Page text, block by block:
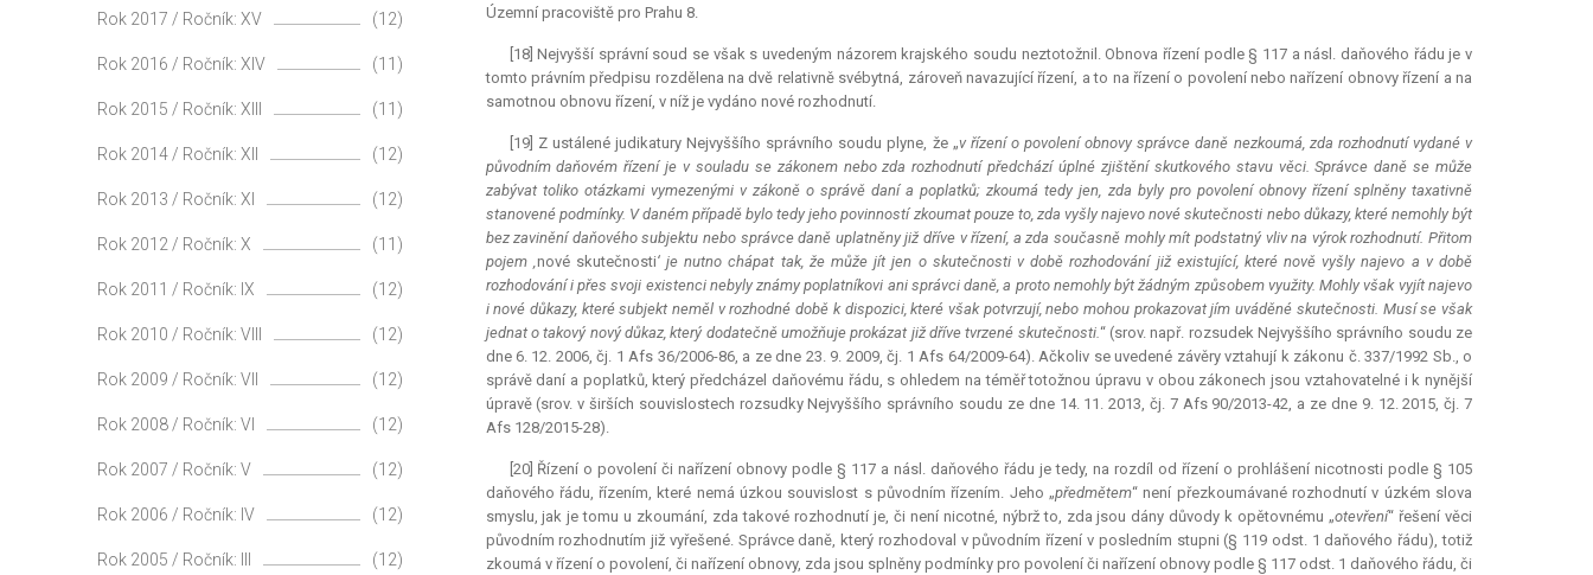
Územní pracoviště pro Prahu 8.
[18] Nejvyšší správní soud se však s uvedeným názorem krajského soudu neztotožnil. Obnova řízení podle § 117 a násl. daňového řádu je v
tomto právním předpisu rozdělena na dvě relativně svébytná, zároveň navazující řízení, a to na řízení o povolení nebo nařízení obnovy řízení a na
samotnou obnovu řízení, v níž je vydáno nové rozhodnutí.
[19] Z ustálené judikatury Nejvyššího správního soudu plyne, že „v řízení o povolení obnovy správce daně nezkoumá, zda rozhodnutí vydané v
původním daňovém řízení je v souladu se zákonem nebo zda rozhodnutí předchází úplné zjištění skutkového stavu věci. Správce daně se může
zabývat toliko otázkami vymezenými v zákoně o správě daní a poplatků; zkoumá tedy jen, zda byly pro povolení obnovy řízení splněny taxativně
stanovené podmínky. V daném případě bylo tedy jeho povinností zkoumat pouze to, zda vyšly najevo nové skutečnosti nebo důkazy, které nemohly být
bez zavinění daňového subjektu nebo správce daně uplatněny již dříve v řízení, a zda současně mohly mít podstatný vliv na výrok rozhodnutí. Přitom
pojem ‚nové skutečnosti‘ je nutno chápat tak, že může jít jen o skutečnosti v době rozhodování již existující, které nově vyšly najevo a v době
rozhodování i přes svoji existenci nebyly známy poplatníkovi ani správci daně, a proto nemohly být žádným způsobem využity. Mohly však vyjít najevo
i nové důkazy, které subjekt neměl v rozhodné době k dispozici, které však potvrzují, nebo mohou prokazovat jím uváděné skutečnosti. Musí se však
jednat o takový nový důkaz, který dodatečně umožňuje prokázat již dříve tvrzené skutečnosti.“ (srov. např. rozsudek Nejvyššího správního soudu ze
dne 6. 12. 2006, čj. 1 Afs 36/2006-86, a ze dne 23. 9. 2009, čj. 1 Afs 64/2009-64). Ačkoliv se uvedené závěry vztahují k zákonu č. 337/1992 Sb., o
správě daní a poplatků, který předcházel daňovému řádu, s ohledem na téměř totožnou úpravu v obou zákonech jsou vztahovatelné i k nynější
úpravě (srov. v širších souvislostech rozsudky Nejvyššího správního soudu ze dne 14. 11. 2013, čj. 7 Afs 90/2013-42, a ze dne 9. 12. 2015, čj. 7
Afs 128/2015-28).
[20] Řízení o povolení či nařízení obnovy podle § 117 a násl. daňového řádu je tedy, na rozdíl od řízení o prohlášení nicotnosti podle § 105
daňového řádu, řízením, které nemá úzkou souvislost s původním řízením. Jeho „předmětem“ není přezkoumávané rozhodnutí v úzkém slova
smyslu, jak je tomu u zkoumání, zda takové rozhodnutí je, či není nicotné, nýbrž to, zda jsou dány důvody k opětovnému „otevření“ řešení věci
původním rozhodnutím již vyřešené. Správce daně, který rozhodoval v původním řízení v posledním stupni (§ 119 odst. 1 daňového řádu), totiž
zkoumá v řízení o povolení, či nařízení obnovy, zda jsou splněny podmínky pro povolení či nařízení obnovy podle § 117 odst. 1 daňového řádu, či
Rok 2017 / Ročník: XV (12)
Rok 2016 / Ročník: XIV (11)
Rok 2015 / Ročník: XIII (11)
Rok 2014 / Ročník: XII (12)
Rok 2013 / Ročník: XI (12)
Rok 2012 / Ročník: X (11)
Rok 2011 / Ročník: IX (12)
Rok 2010 / Ročník: VIII (12)
Rok 2009 / Ročník: VII (12)
Rok 2008 / Ročník: VI (12)
Rok 2007 / Ročník: V (12)
Rok 2006 / Ročník: IV (12)
Rok 2005 / Ročník: III (12)